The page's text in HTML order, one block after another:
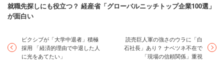
就職先探しにも役立つ？ 経産省「グローバルニッチトップ企業100選」
が面白い
ピクシブが「大学中退者」積極
採用 「経済的理由で中退した人
に光をあてたい」
読売巨人軍の強さのウラに「白
石社長」あり？ ナベツネ不在で
「現場の信頼関係」重視